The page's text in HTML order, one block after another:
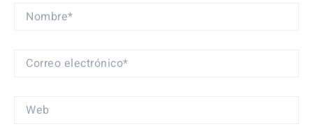
NOMBRE*
CORREO
WEB